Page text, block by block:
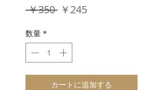
￥350 通
格
￥245セ
数量 *
カートに追加する